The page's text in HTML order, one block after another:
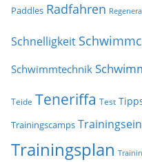
Paddles Radfahren
Schnelligkeit
Schwimmtechnik
Teide Teneriffa Test
Trainingscamps
Trainingsplan